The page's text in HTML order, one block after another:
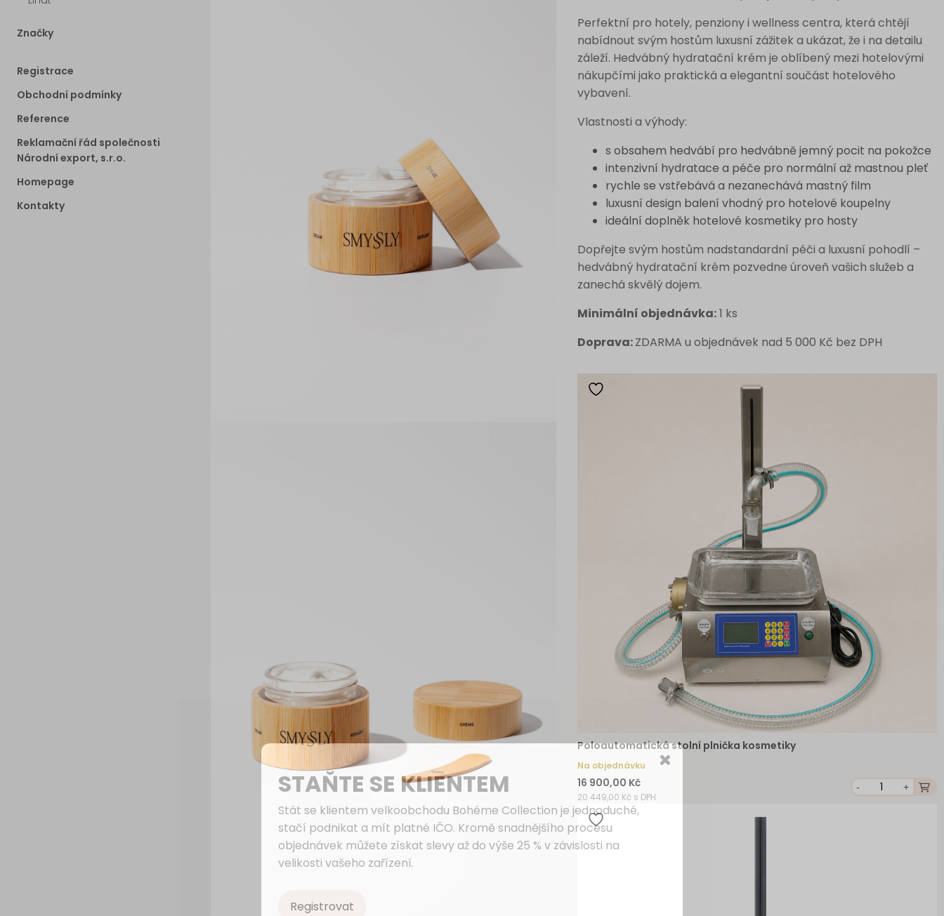
Značky
Registrace
Obchodní podmínky
Reference
Reklamační řád společnosti
Národní export, s.r.o.
Homepage
Kontakty
Perfektní pro hotely, penziony i wellness centra, která chtějí
nabídnout svým hostům luxusní zážitek a ukázat, že i na detailu
záleží. Hedvábný hydratační krém je oblíbený mezi hotelovými
nákupčími jako praktická a elegantní součást hotelového
vybavení.
Vlastnosti a výhody:
s obsahem hedvábí pro hedvábně jemný pocit na pokožce
intenzivní hydratace a péče pro normální až mastnou pleť
rychle se vstřebává a nezanechává mastný film
luxusní design balení vhodný pro hotelové koupelny
ideální doplněk hotelové kosmetiky pro hosty
Dopřejte svým hostům nadstandardní péči a luxusní pohodlí –
hedvábný hydratační krém pozvedne úroveň vašich služeb a
zanechá skvělý dojem.
Minimální objednávka:1 ks
Doprava:ZDARMA u objednávek nad 5 000 Kč bez DPH
Poloautomatická stolní plnička kosmetiky
Na objednávku
16 900,00 Kč
20 449,00 Kč s DPH
- +
STAŇTE SE KLIENTEM
Stát se klientem velkoobchodu Bohéme Collection je jednoduché,
stačí podnikat a mít platné IČO. Kromě snadnějšího procesu
objednávek můžete získat slevy až do výše 25 % v závislosti na
velikosti vašeho zařízení.
Registrovat